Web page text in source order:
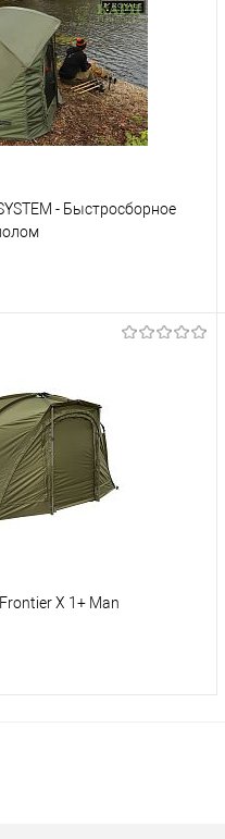
Сравнение
В наличии
- Быстросборное
Сравнение
В наличии
X 1+ Man